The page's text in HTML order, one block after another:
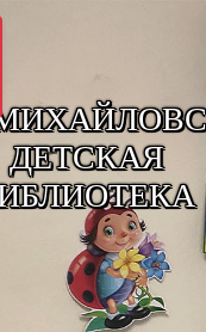
ДЕТСКАЯ